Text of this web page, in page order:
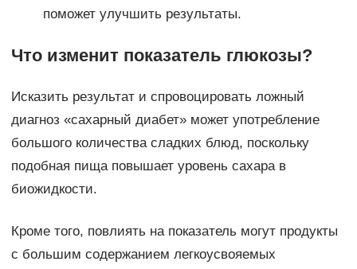
поможет улучшить результаты.
Что изменит показатель глюкозы?
Исказить результат и спровоцировать ложный
диагноз «сахарный диабет» может употребление
большого количества сладких блюд, поскольку
подобная пища повышает уровень сахара в
биожидкости.
Кроме того, повлиять на показатель могут продукты
с большим содержанием легкоусвояемых